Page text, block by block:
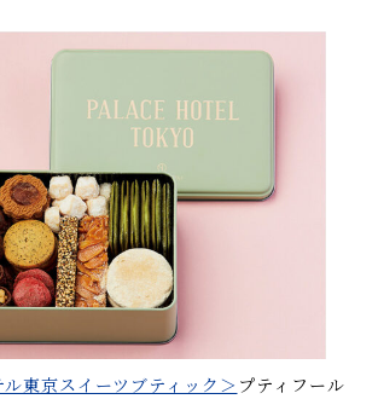
東京スイーツブティック＞ プティフール